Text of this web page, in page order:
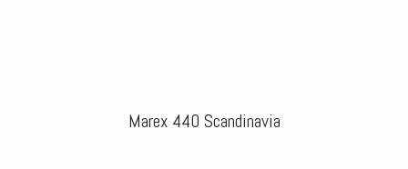
Marex 440 Scandinavia